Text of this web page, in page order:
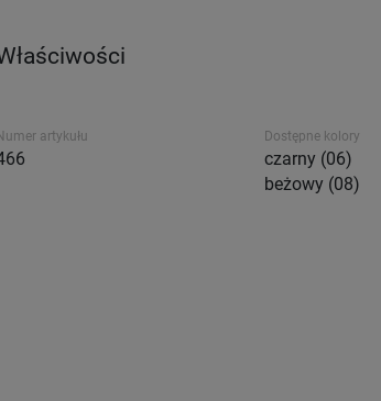
artykułu Dostępne kolory
czarny (06)
beżowy (08)